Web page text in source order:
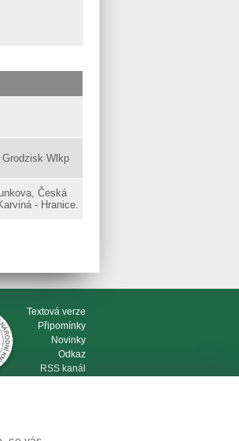
Grodzisk Wlkp
Česká
- Hranice.
Textová verze
Připomínky
Novinky
Odkaz
RSS kanál